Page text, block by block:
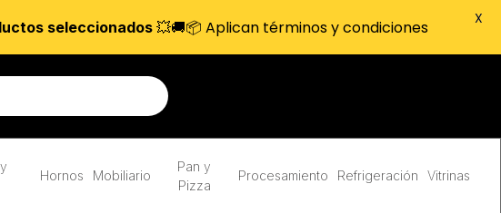
Hornos Mobiliario
Pan y
Pizza
Procesamiento Refrigeración Vitrinas
seleccionados💥🚚📦 Aplican términos y condiciones X